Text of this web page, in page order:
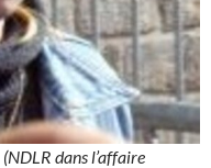
(NDLR dans l’affaire